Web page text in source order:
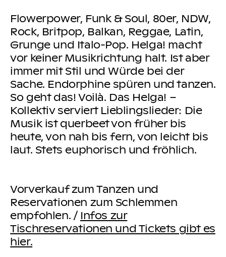
Flowerpower, Funk & Soul, 80er, NDW,
Rock, Britpop, Balkan, Reggae, Latin,
Grunge und Italo-Pop. Helga! macht
vor keiner Musikrichtung halt. Ist aber
immer mit Stil und Würde bei der
Sache. Endorphine spüren und tanzen.
So geht das! Voilà. Das Helga! –
Kollektiv serviert Lieblingslieder: Die
Musik ist querbeet von früher bis
heute, von nah bis fern, von leicht bis
laut. Stets euphorisch und fröhlich.
Vorverkauf zum Tanzen und
Reservationen zum Schlemmen
empfohlen. / Infos zur
Tischreservationen und Tickets gibt es
hier.